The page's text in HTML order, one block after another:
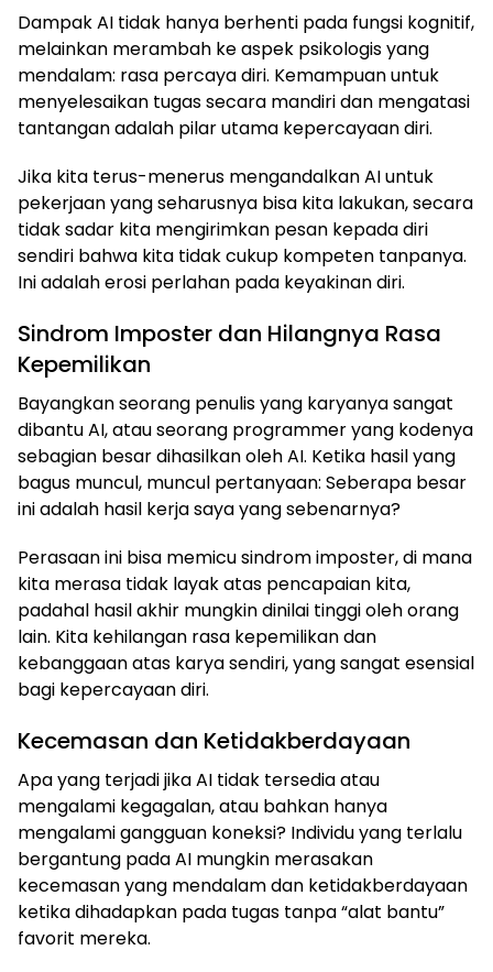
Dampak AI tidak hanya berhenti pada fungsi kognitif,
melainkan merambah ke aspek psikologis yang
mendalam: rasa percaya diri. Kemampuan untuk
menyelesaikan tugas secara mandiri dan mengatasi
tantangan adalah pilar utama kepercayaan diri.
Jika kita terus-menerus mengandalkan AI untuk
pekerjaan yang seharusnya bisa kita lakukan, secara
tidak sadar kita mengirimkan pesan kepada diri
sendiri bahwa kita tidak cukup kompeten tanpanya.
Ini adalah erosi perlahan pada keyakinan diri.
Sindrom Imposter dan Hilangnya Rasa
Kepemilikan
Bayangkan seorang penulis yang karyanya sangat
dibantu AI, atau seorang programmer yang kodenya
sebagian besar dihasilkan oleh AI. Ketika hasil yang
bagus muncul, muncul pertanyaan: Seberapa besar
ini adalah hasil kerja saya yang sebenarnya?
Perasaan ini bisa memicu sindrom imposter, di mana
kita merasa tidak layak atas pencapaian kita,
padahal hasil akhir mungkin dinilai tinggi oleh orang
lain. Kita kehilangan rasa kepemilikan dan
kebanggaan atas karya sendiri, yang sangat esensial
bagi kepercayaan diri.
Kecemasan dan Ketidakberdayaan
Apa yang terjadi jika AI tidak tersedia atau
mengalami kegagalan, atau bahkan hanya
mengalami gangguan koneksi? Individu yang terlalu
bergantung pada AI mungkin merasakan
kecemasan yang mendalam dan ketidakberdayaan
ketika dihadapkan pada tugas tanpa “alat bantu”
favorit mereka.